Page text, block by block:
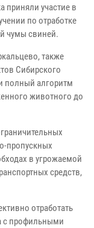
приняли участие в
по отработке
чумы свиней.
также
Сибирского
полный алгоритм
животного до
пропускных
в угрожаемой
средств,
отработать
с профильными